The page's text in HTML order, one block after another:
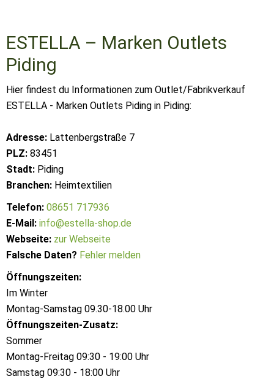
ESTELLA – Marken Outlets
Piding
Hier findest du Informationen zum Outlet/Fabrikverkauf
ESTELLA - Marken Outlets Piding in Piding:
Adresse: Lattenbergstraße 7
PLZ: 83451
Stadt: Piding
Branchen: Heimtextilien
Telefon: 08651 717936
E-Mail: info@estella-shop.de
Webseite: zur Webseite
Falsche Daten? Fehler melden
Öffnungszeiten:
Im Winter
Montag-Samstag 09.30-18.00 Uhr
Öffnungszeiten-Zusatz:
Sommer
Montag-Freitag 09:30 - 19:00 Uhr
Samstag 09:30 - 18:00 Uhr